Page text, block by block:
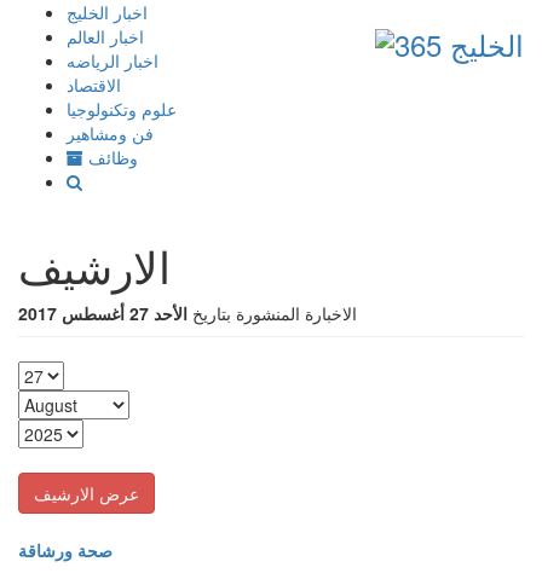
إذهب
المحتوى
اخبار الخليج
اخبار العالم
اخبار الرياضه
الاقتصاد
علوم وتكنولوجيا
فن ومشاهير
وظائف
الارشيف
الاخبارة المنشورة بتاريخ الأحد 27 أغسطس 2017
صحة ورشاقة